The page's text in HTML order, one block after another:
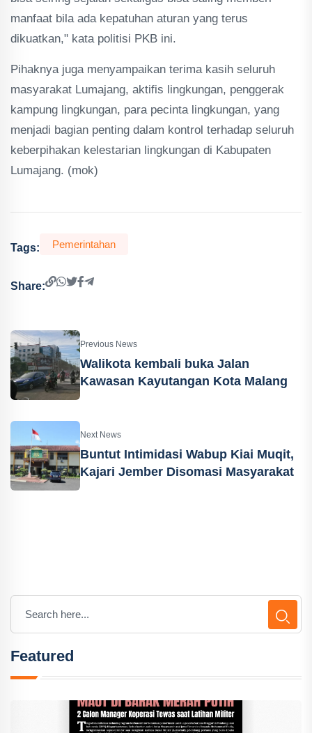
manfaat bila ada kepatuhan aturan yang terus
dikuatkan," kata politisi PKB ini.
Pihaknya juga menyampaikan terima kasih seluruh
masyarakat Lumajang, aktifis lingkungan, penggerak
kampung lingkungan, para pecinta lingkungan, yang
menjadi bagian penting dalam kontrol terhadap seluruh
keberpihakan kelestarian lingkungan di Kabupaten
Lumajang. (mok)
Tags: Pemerintahan
Share:
Previous News
Walikota kembali buka Jalan
Kawasan Kayutangan Kota Malang
Next News
Buntut Intimidasi Wabup Kiai Muqit,
Kajari Jember Disomasi Masyarakat
Featured